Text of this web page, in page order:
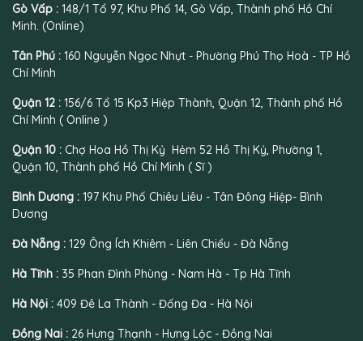
Gò Vấp : 148/1 Tổ 97, Khu Phố 14, Gò Vấp, Thành phố Hồ Chí
Minh. (Online)
Tân Phú : 160 Nguyễn Ngọc Nhựt - Phường Phú Thọ Hoà - TP Hồ
Chí Minh
Quận 12 : 156/6 Tổ 15 Kp3 Hiệp Thành, Quận 12, Thành phố Hồ
Chí Minh ( Online )
Quận 10 : Chợ Hoa Hồ Thị Kỷ Hẻm 52 Hồ Thị Kỷ, Phường 1,
Quận 10, Thành phố Hồ Chí Minh ( Sĩ )
Bình Dương : 197 Khu Phố Chiêu Liêu - Tân Đông Hiệp- Bình
Dương
Đà Nẵng : 129 Ông Ích Khiêm - Liên Chiểu - Đà Nẵng
Hà Tĩnh : 35 Phan Đình Phùng - Nam Hà - Tp Hà Tĩnh
Hà Nội : 409 Đê La Thành - Đống Đa - Hà Nội
Đồng Nai : 26 Hưng Thạnh - Hưng Lộc - Đồng Nai